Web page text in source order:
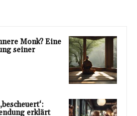
Monk? Eine
seiner
erklärt